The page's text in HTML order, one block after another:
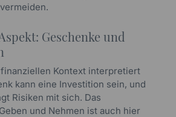
Geschenke und
Kontext interpretiert
kann eine Investition sein, und
Risiken mit sich. Das
und Nehmen ist auch hier